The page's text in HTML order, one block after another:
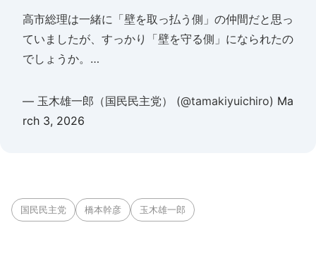
高市総理は一緒に「壁を取っ払う側」の仲間だと思っ
ていましたが、すっかり「壁を守る側」になられたの
でしょうか。…
— 玉木雄一郎（国民民主党） (@tamakiyuichiro) Ma
rch 3, 2026
国民民主党 橋本幹彦 玉木雄一郎